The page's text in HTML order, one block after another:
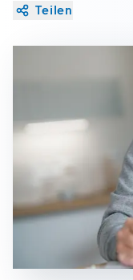
Teilen